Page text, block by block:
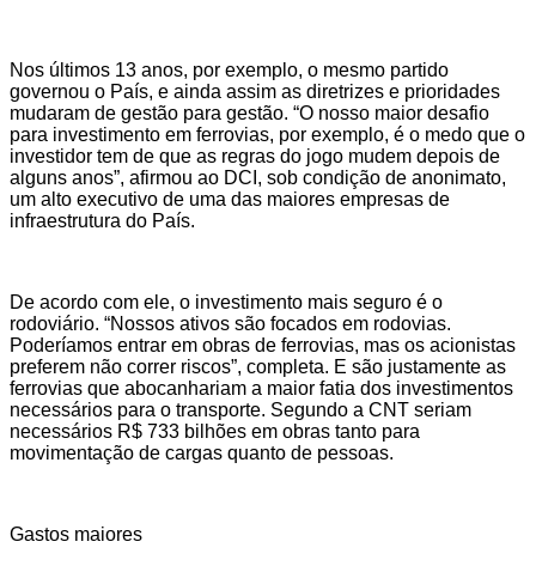
Nos últimos 13 anos, por exemplo, o mesmo partido
governou o País, e ainda assim as diretrizes e prioridades
mudaram de gestão para gestão. “O nosso maior desafio
para investimento em ferrovias, por exemplo, é o medo que o
investidor tem de que as regras do jogo mudem depois de
alguns anos”, afirmou ao DCI, sob condição de anonimato,
um alto executivo de uma das maiores empresas de
infraestrutura do País.
De acordo com ele, o investimento mais seguro é o
rodoviário. “Nossos ativos são focados em rodovias.
Poderíamos entrar em obras de ferrovias, mas os acionistas
preferem não correr riscos”, completa. E são justamente as
ferrovias que abocanhariam a maior fatia dos investimentos
necessários para o transporte. Segundo a CNT seriam
necessários R$ 733 bilhões em obras tanto para
movimentação de cargas quanto de pessoas.
Gastos maiores